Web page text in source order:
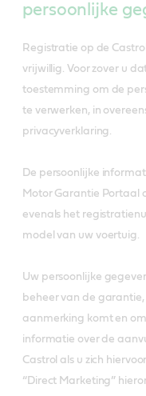
persoonlijke
Registratie op de
vrijwillig. Voor zover u
toestemming om de
te verwerken, in
privacyverklaring.
De persoonlijke
Motor Garantie Portaal
evenals het
model van uw voertuig.
Uw persoonlijke
beheer van de
aanmerking komt en
informatie over de
Castrol als u zich
“Direct Marketing”